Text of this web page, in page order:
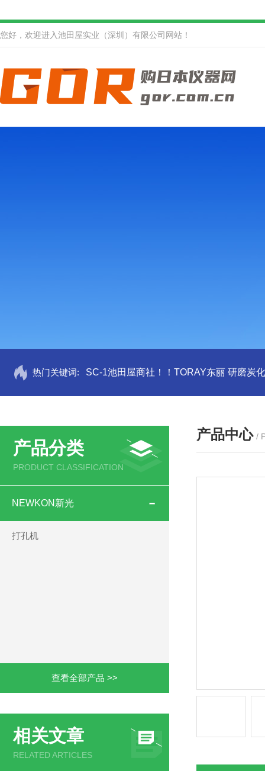
您好，欢迎进入池田屋实业（深圳）有限公司网站！
热门关键词: SC-1池田屋商社！！TORAY东丽 研磨炭
产品分类
PRODUCT CLASSIFICATION
NEWKON新光
打孔机
查看全部产品 >>
相关文章
RELATED ARTICLES
产品中心 /